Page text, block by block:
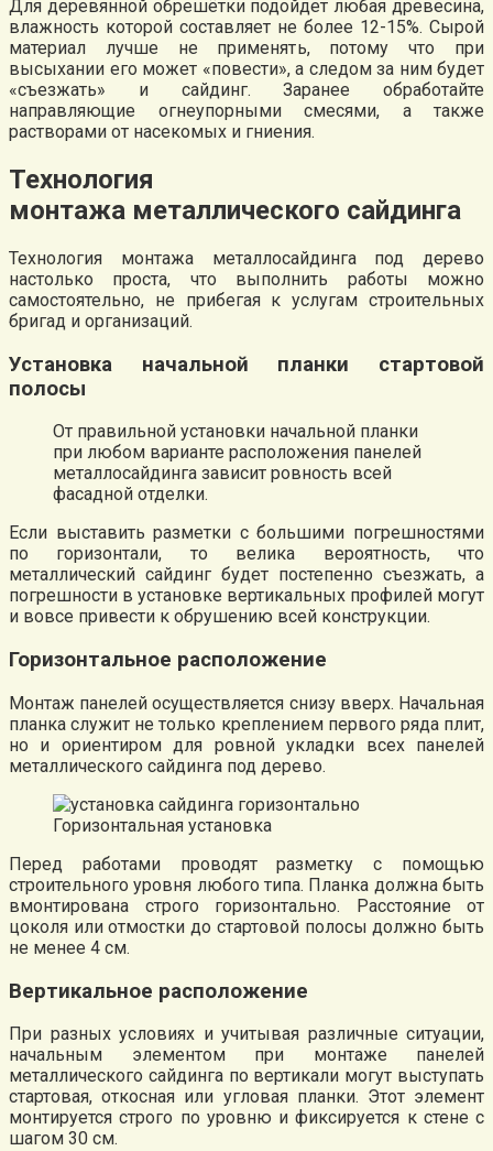
Для деревянной обрешётки подойдет любая древесина,
влажность которой составляет не более 12-15%. Сырой
материал лучше не применять, потому что при
высыхании его может «повести», а следом за ним будет
«съезжать» и сайдинг. Заранее обработайте
направляющие огнеупорными смесями, а также
растворами от насекомых и гниения.
Технология
монтажа металлического сайдинга
Технология монтажа металлосайдинга под дерево
настолько проста, что выполнить работы можно
самостоятельно, не прибегая к услугам строительных
бригад и организаций.
Установка начальной планки стартовой
полосы
От правильной установки начальной планки
при любом варианте расположения панелей
металлосайдинга зависит ровность всей
фасадной отделки.
Если выставить разметки с большими погрешностями
по горизонтали, то велика вероятность, что
металлический сайдинг будет постепенно съезжать, а
погрешности в установке вертикальных профилей могут
и вовсе привести к обрушению всей конструкции.
Горизонтальное расположение
Монтаж панелей осуществляется снизу вверх. Начальная
планка служит не только креплением первого ряда плит,
но и ориентиром для ровной укладки всех панелей
металлического сайдинга под дерево.
Горизонтальная установка
Перед работами проводят разметку с помощью
строительного уровня любого типа. Планка должна быть
вмонтирована строго горизонтально. Расстояние от
цоколя или отмостки до стартовой полосы должно быть
не менее 4 см.
Вертикальное расположение
При разных условиях и учитывая различные ситуации,
начальным элементом при монтаже панелей
металлического сайдинга по вертикали могут выступать
стартовая, откосная или угловая планки. Этот элемент
монтируется строго по уровню и фиксируется к стене с
шагом 30 см.